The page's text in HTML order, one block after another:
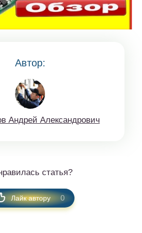
Автор:
Aндрeй Aлексaндрoвич
статья?
Лайк автору 0